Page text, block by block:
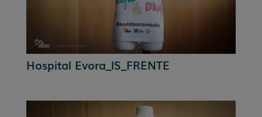
Hospital Evora_IS_FRENTE